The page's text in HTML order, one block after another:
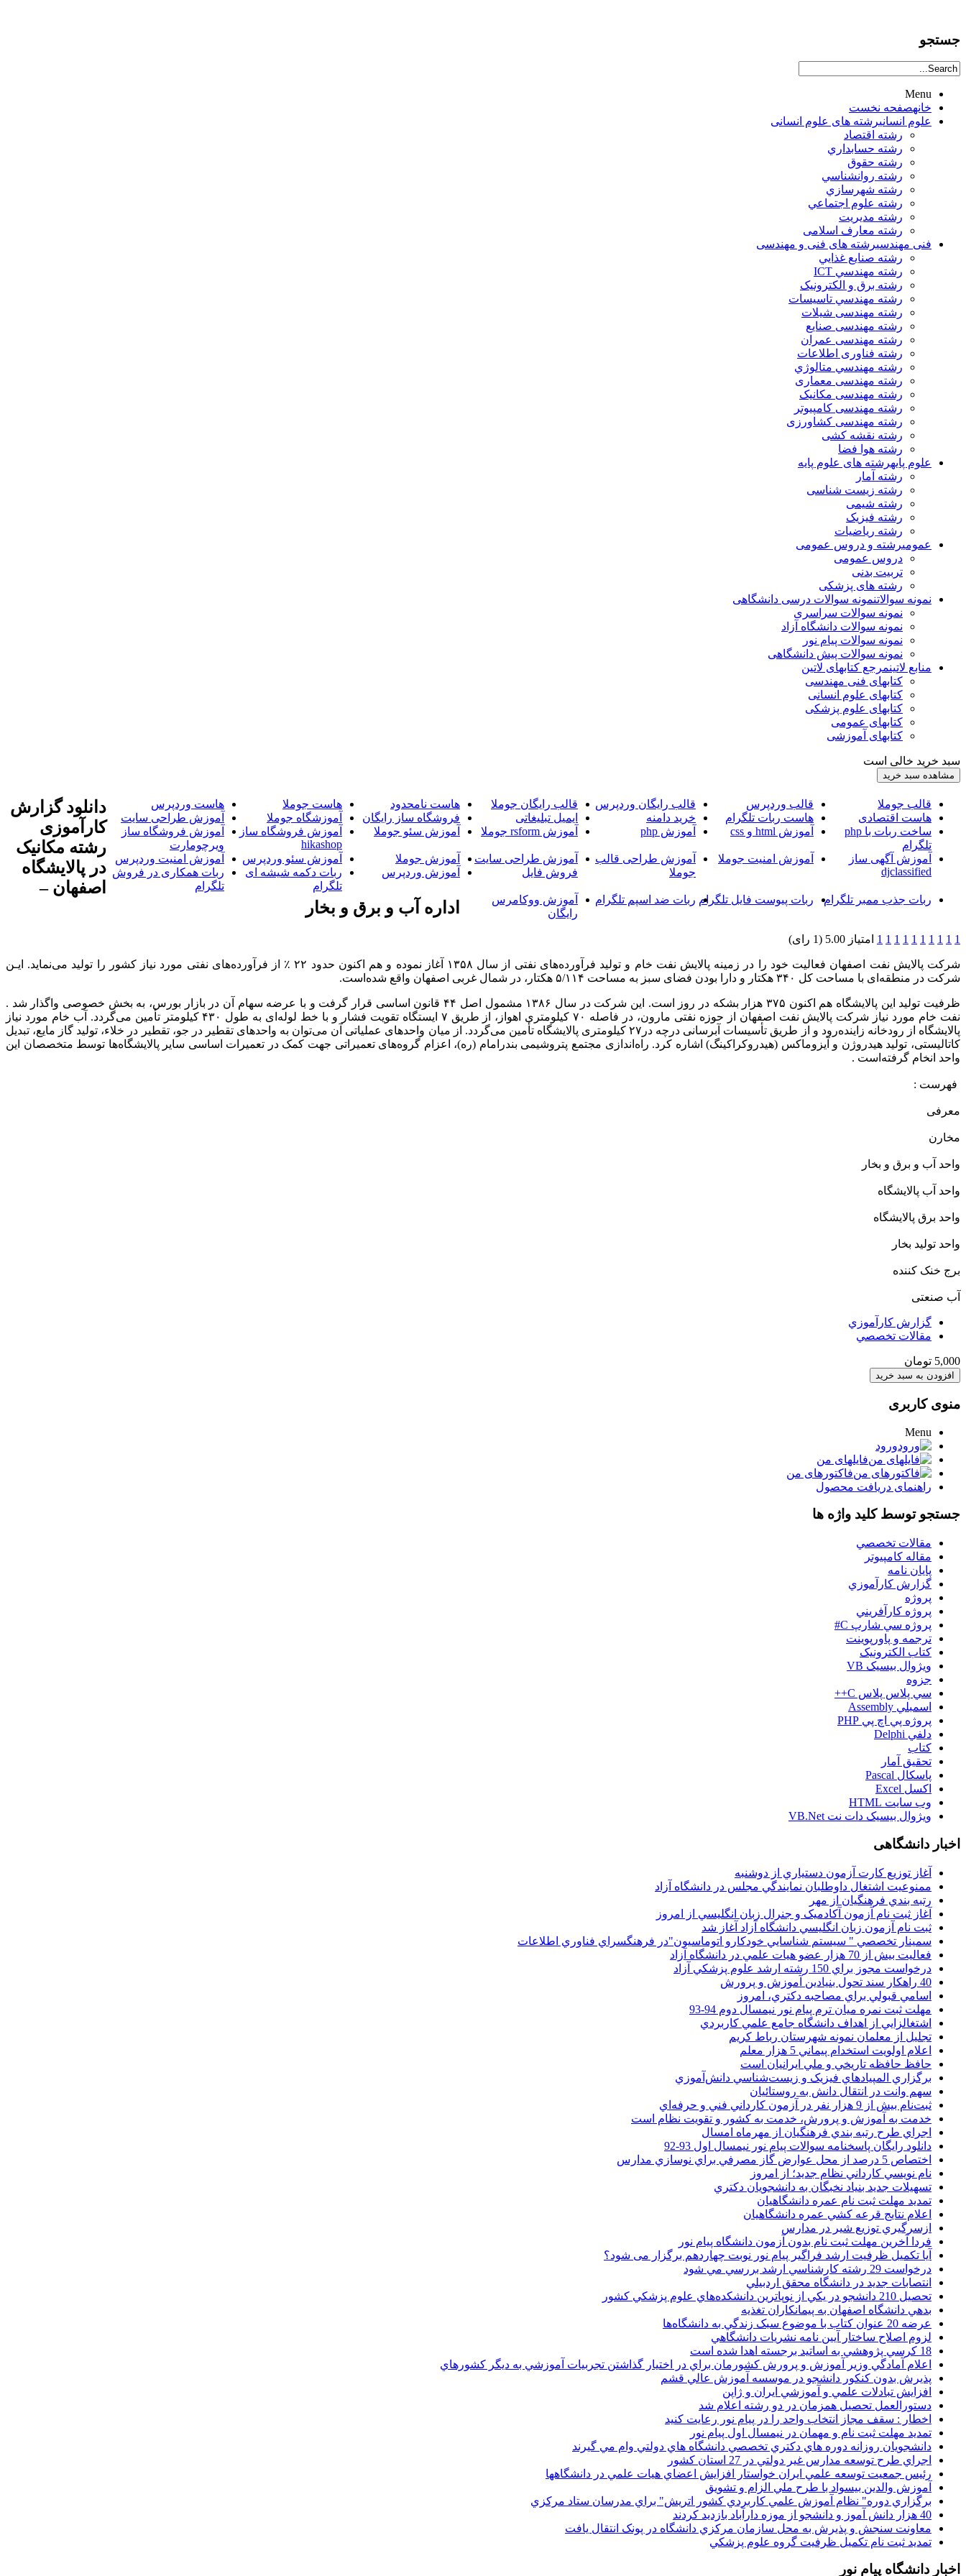
جستجو
Menu
خانهصفحه نخست
علوم انسانيرشته های علوم انسانی
رشته اقتصاد
رشته حسابداري
رشته حقوق
رشته روانشناسي
رشته شهرسازي
رشته علوم اجتماعي
رشته مديريت
رشته معارف اسلامی
فنی مهندسیرشته های فنی و مهندسی
رشته صنايع غذايي
رشته مهندسي ICT
رشته برق و الکترونيک
رشته مهندسي تاسيسات
رشته مهندسی شیلات
رشته مهندسی صنایع
رشته مهندسی عمران
رشته فناوری اطلاعات
رشته مهندسي متالوژي
رشته مهندسی معماری
رشته مهندسی مکانیک
رشته مهندسی کامپیوتر
رشته مهندسی کشاورزی
رشته نقشه کشی
رشته هوا فضا
علوم پایهرشته های علوم پایه
رشته آمار
رشته زیست شناسی
رشته شیمی
رشته فیزیک
رشته ریاضیات
عمومیرشته و دروس عمومی
دروس عمومی
تربیت بدنی
رشته های پزشکی
نمونه سوالاتنمونه سوالات درسی دانشگاهی
نمونه سوالات سراسری
نمونه سوالات دانشگاه آزاد
نمونه سوالات پیام نور
نمونه سوالات پیش دانشگاهی
منابع لاتینمرجع کتابهای لاتین
کتابهای فنی مهندسی
کتابهای علوم انسانی
کتابهای علوم پزشکی
کتابهای عمومی
کتابهای آموزشی
سبد خرید خالی است
قالب جوملا قالب وردپرس قالب رایگان وردپرس قالب رایگان جوملا هاست نامحدود هاست جوملا
هاست وردپرس
هاست اقتصادی
هاست ربات تلگرام خرید دامنه ایمیل تبلیغاتی فروشگاه ساز رایگان آموزشگاه جوملا
آموزش طراحی سایت
ساخت ربات با php
تلگرام
آموزش html و css آموزش php آموزش rsform جوملا آموزش سئو جوملا
آموزش فروشگاه ساز
hikashop
آموزش فروشگاه ساز
ویرچومارت
آموزش آگهی ساز
djclassified
آموزش امنیت جوملا
آموزش طراحی قالب
جوملا
آموزش طراحی سایت
فروش فایل
آموزش جوملا آموزش سئو وردپرس
آموزش امنیت وردپرس
آموزش وردپرس
ربات دکمه شیشه ای
تلگرام
ربات همکاری در فروش
تلگرام
ربات جذب ممبر تلگرام
ربات پیوست فایل تلگرام ربات ضد اسپم تلگرام
آموزش ووکامرس
رایگان
دانلود گزارش
کارآموزی
رشته مکانیک
در پالایشگاه
اصفهان –
اداره آب و برق و بخار‎
1
1
1
1
1
1
1
1
1
1 امتیاز 5.00 (1 رای)
شرکت پالایش نفت اصفهان فعالیت خود را در زمینه پالایش نفت خام و تولید فرآورده‌های نفتی از سال ۱۳۵۸ آغاز نموده و هم اکنون حدود ۲۲ ٪ از فرآورده‌های نفتی مورد نیاز کشور را تولید می‌نماید. ایـن
شرکت در منطقه‌ای با مساحت کل ۳۴۰ هکتار و دارا بودن فضای سبز به مساحت ۵/۱۱۴ هکتار، در شمال غربی اصفهان واقع شده‌است.
ظرفیت تولید این پالایشگاه هم اکنون ۳۷۵ هزار بشکه در روز است. این شرکت در سال ۱۳۸۶ مشمول اصل ۴۴ قانون اساسی قرار گرفت و با عرضه سهام آن در بازار بورس، به بخش خصوصی واگذار شد .
نفت خام مورد نیاز شرکت پالایش نفت اصفهان از حوزه نفتی مارون، در فاصله ۷۰ کیلومتری اهواز، از طریق ۷ ایستگاه تقویت فشار و با خط لوله‌ای به طول ۴۳۰ کیلومتر تأمین می‌گردد. آب خام مورد نیاز
پالایشگاه از رودخانه زاینده‌رود و از طریق تأسیسات آبرسانی درچه در۲۷ کیلومتری پالایشگاه تأمین می‌گردد. از میان واحدهای عملیاتی آن می‌توان به واحدهای تقطیر در جو، تقطیر در خلاء، تولید گاز مایع، تبدیل
کاتالیستی، تولید هیدروژن و آیزوماکس (هیدروکراکینگ) اشاره کرد. راه‌اندازی مجتمع پتروشیمی بندرامام (ره)، اعزام گروه‌های تعمیراتی جهت کمک در تعمیرات اساسی سایر پالایشگاه‌ها توسط متخصصان این
واحد انخام گرفته‌است .
فهرست :
معرفی
مخارن
واحد آب و برق و بخار
واحد آب پالایشگاه
واحد برق پالایشگاه
واحد تولید بخار
برج خنک کننده
آب صنعتی
گزارش کارآموزي
مقالات تخصصي
5,000 تومان
منوی کاربری
Menu
ورود
فایلهای من
فاکتورهای من
راهنمای دریافت محصول
جستجو توسط کلید واژه ها
مقالات تخصصي
مقاله کامپیوتر
پایان نامه
گزارش کارآموزي
پروژه
پروژه کارآفريني
پروژه سي شارپ C#
ترجمه و پاورپوينت
کتاب الکترونيک
ويژوال بيسيک VB
جزوه
سي پلاس پلاس C++
اسمبلي Assembly
پروژه پي اچ پي PHP
دلفي Delphi
کتاب
تحقيق آمار
پاسکال Pascal
اکسل Excel
وب سايت HTML
ويژوال بيسيک دات نت VB.Net
اخبار دانشگاهی
آغاز توزيع کارت آزمون دستياري از دوشنبه
ممنوعيت اشتغال داوطلبان نمايندگي مجلس در دانشگاه آزاد
رتبه بندي فرهنگيان از مهر
آغاز ثبت نام آزمون آکادميک و جنرال زبان انگليسي از امروز
ثبت نام آزمون زبان انگليسي دانشگاه آزاد آغاز شد
سمينار تخصصي " سيستم شناسايي خودکارو اتوماسيون"در فرهنگسراي فناوري اطلاعات
فعاليت بيش از 70 هزار عضو هيات علمي در دانشگاه آزاد
درخواست مجوز براي 150 رشته ارشد علوم پزشکي آزاد
40 راهکار سند تحول بنيادين آموزش و پرورش
اسامي قبولي براي مصاحبه دکتري، امروز
مهلت ثبت نمره میان ترم پیام نور نیمسال دوم 94-93
اشتغالزايي از اهداف دانشگاه جامع علمي کاربردي
تجليل از معلمان نمونه شهرستان رباط کريم
اعلام اولويت استخدام پيماني 5 هزار معلم
حافظ حافظه تاريخي و ملي ايرانيان است
برگزاري المپيادهاي فيزيک و زيست‌شناسي دانش‌آموزي
سهم وانت در انتقال دانش به روستائيان
ثبت‌نام بيش از 9 هزار نفر در آزمون کارداني فني و حرفه‌اي
خدمت به آموزش و پرورش، خدمت به کشور و تقويت نظام است
اجراي طرح رتبه بندي فرهنگيان از مهرماه امسال
دانلود رایگان پاسخنامه سوالات پیام نور نیمسال اول 93-92
اختصاص 5 درصد از محل عوارض گاز مصرفي براي نوسازي مدارس
نام نويسي کارداني نظام جديد؛ از امروز
تسهيلات جديد بنياد نخبگان به دانشجويان دکتري
تمديد مهلت ثبت نام عمره دانشگاهيان
اعلام نتايج قرعه کشي عمره دانشگاهيان
ازسرگيري توزيع شير در مدارس
فردا آخرین مهلت ثبت نام بدون آزمون دانشگاه پیام نور
آیا تکمیل ظرفیت ارشد فراگیر پیام نور نوبت چهاردهم برگزار می شود؟
درخواست 29 رشته کارشناسي ارشد بررسي مي شود
انتصابات جديد در دانشگاه محقق اردبيلي
تحصيل 210 دانشجو در يکي از نوپاترين دانشکده‌هاي علوم پزشکي کشور
بدهي دانشگاه اصفهان به پيمانکاران تغذيه
عرضه 20 عنوان کتاب با موضوع سبک زندگي به دانشگاه‌ها
لزوم اصلاح ساختار آيين نامه نشريات دانشگاهي
18 کرسي پژوهشي به اساتيد برجسته اهدا شده است
اعلام آمادگي وزير آموزش و پرورش کشورمان براي در اختيار گذاشتن تجربيات آموزشي به ديگر کشورهاي
پذيرش بدون کنکور دانشجو در موسسه آموزش عالي قشم
افزايش تبادلات علمي و آموزشي ايران و ژاپن
دستورالعمل تحصیل همزمان در دو رشته اعلام شد
اخطار : سقف مجاز انتخاب واحد را در پیام نور رعایت کنید
تمدید مهلت ثبت نام و مهمان در نیمسال اول پیام نور
دانشجويان روزانه دوره هاي دكتري تخصصي دانشگاه هاي دولتي وام مي گيرند
اجراي طرح توسعه مدارس غير دولتي در 27 استان کشور
رئيس جمعيت توسعه علمي ايران خواستار افزايش اعضاي هيات علمي در دانشگاهها
آموزش والدين بيسواد با طرح ملي الزام و تشويق
برگزاري دوره" نظام آموزش علمي كاربردي كشور اتريش" براي مدرسان ستاد مرکزي
40 هزار دانش آموز و دانشجو از موزه دارآباد بازديد کردند
معاونت سنجش و پذيرش به محل سازمان مرکزي دانشگاه در پونک انتقال يافت
تمديد ثبت نام تکميل ظرفيت گروه علوم پزشکي
اخبار دانشگاه پیام نور